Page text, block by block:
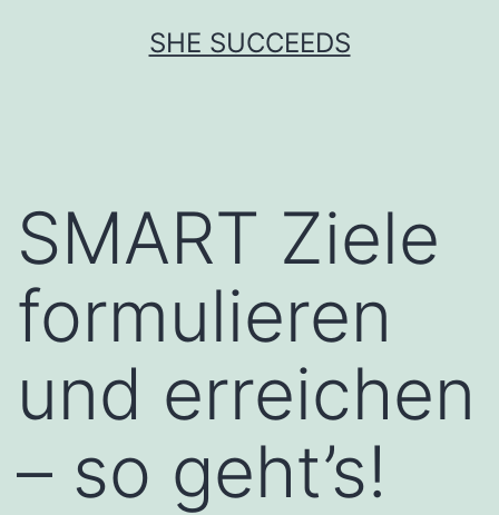
SHE SUCCEEDS
SMART Ziele
formulieren
und erreichen
– so geht’s!